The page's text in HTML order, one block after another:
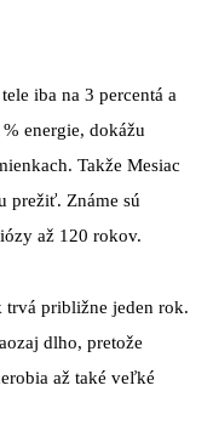
iba na 3 percentá a
energie, dokážu
Takže Mesiac
prežiť. Známe sú
až 120 rokov.
približne jeden rok.
dlho, pretože
až také veľké